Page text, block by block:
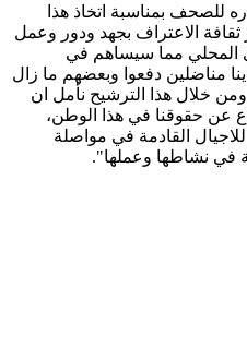
للصحف بمناسبة اتخاذ هذا
ثقافة الاعتراف بجهد ودور وعمل
المحلي مما سيساهم في
مناضلين دفعوا وبعضهم ما زال
خلال هذا الترشيح نأمل ان
عن حقوقنا في هذا الوطن،
للاجيال القادمة في مواصلة
في نشاطها وعملها".